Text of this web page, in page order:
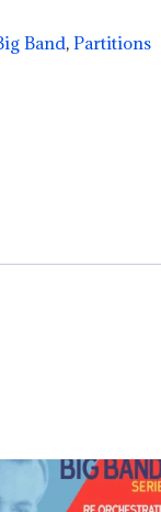
le
Band,Partitions